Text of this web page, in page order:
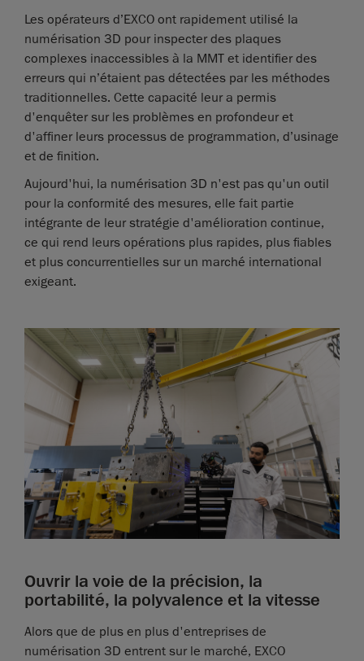
Les opérateurs d’EXCO ont rapidement utilisé la
numérisation 3D pour inspecter des plaques
complexes inaccessibles à la MMT et identifier des
erreurs qui n’étaient pas détectées par les méthodes
traditionnelles. Cette capacité leur a permis
d'enquêter sur les problèmes en profondeur et
d'affiner leurs processus de programmation, d’usinage
et de finition.
Aujourd'hui, la numérisation 3D n'est pas qu'un outil
pour la conformité des mesures, elle fait partie
intégrante de leur stratégie d'amélioration continue,
ce qui rend leurs opérations plus rapides, plus fiables
et plus concurrentielles sur un marché international
exigeant.
Ouvrir la voie de la précision, la
portabilité, la polyvalence et la vitesse
Alors que de plus en plus d'entreprises de
numérisation 3D entrent sur le marché, EXCO